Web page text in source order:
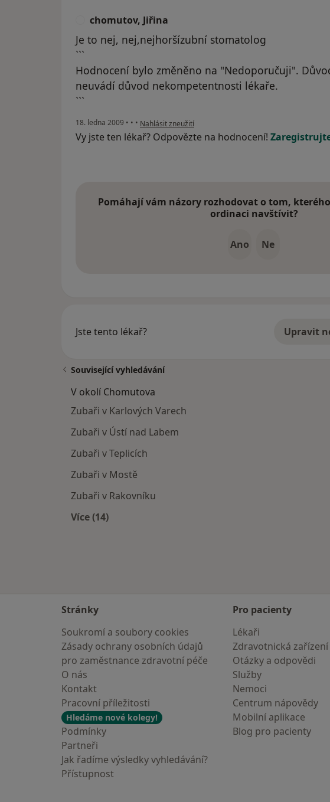
chomutov, Jiřina
Je to nej, nej,nejhoršízubní stomatolog
```
Hodnocení bylo změněno na "Nedoporučuji".
neuvádí důvod nekompetentnosti lékaře.
```
18. ledna 2009 • • • podle názoru uživatele chomutov, Jiřina
Nahlásit zneužití
Vy jste ten lékař? Odpovězte na hodnocení!
Pomáhají vám názory rozhodovat o tom,
ordinaci navštívit?
Ano Ne
Jste tento lékař? Upravit
Související vyhledávání
V okolí Chomutova
Zubaři v Karlových Varech
Zubaři v Ústí nad Labem
Zubaři v Teplicích
Zubaři v Mostě
Zubaři v Rakovníku
Více (14)
Stránky
Soukromí a soubory cookies
Zásady ochrany osobních údajů
pro zaměstnance zdravotní péče
O nás
Kontakt
Pracovní příležitosti
Hledáme nové kolegy!
Podmínky
Partneři
Jak řadíme výsledky vyhledávání?
Přístupnost
Pro pacienty
Lékaři
Zdravotnická zařízení
Otázky a odpovědi
Služby
Nemoci
Centrum nápovědy
Mobilní aplikace
Blog pro pacienty